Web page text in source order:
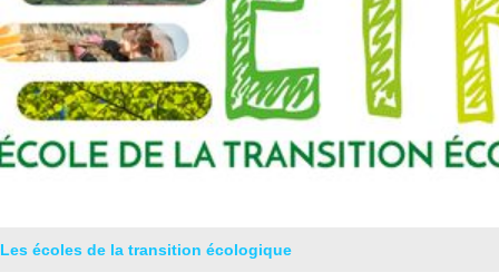
Les écoles de la transition écologique